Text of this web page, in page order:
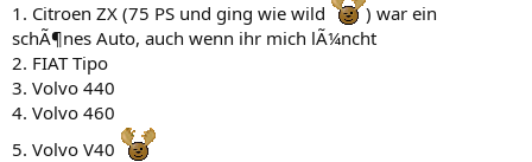
1. Citroen ZX (75 PS und ging wie wild
) war ein
schÃ¶nes Auto, auch wenn ihr mich lÃ¼ncht
2. FIAT Tipo
3. Volvo 440
4. Volvo 460
5. Volvo V40